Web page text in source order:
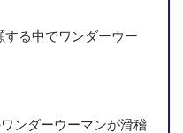
る中でワンダーウー
ンダーウーマンが滑稽